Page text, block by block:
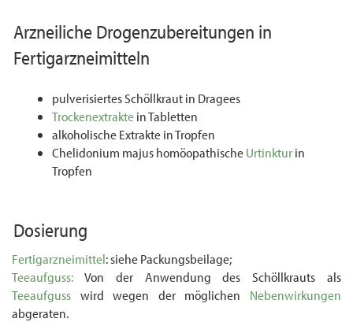
Arzneiliche Drogenzubereitungen in
Fertigarzneimitteln
pulverisiertes Schöllkraut in Dragees
Trockenextraktein Tabletten
alkoholische Extrakte in Tropfen
Chelidonium majus homöopathischeUrtinkturin
Tropfen
Dosierung
Fertigarzneimittel: siehe Packungsbeilage;
Teeaufguss: Von der Anwendung des Schöllkrauts als
Teeaufguss wird wegen der mög­lichen Nebenwirkungen
abgeraten.